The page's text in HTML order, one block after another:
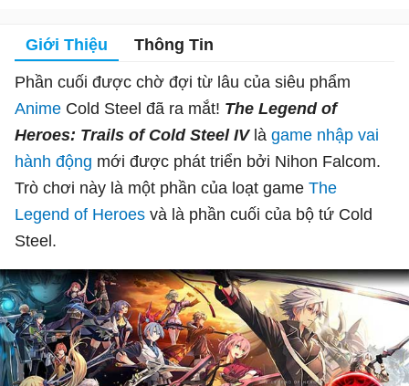
Giới Thiệu Thông Tin
Phần cuối được chờ đợi từ lâu của siêu phẩm
Anime Cold Steel đã ra mắt! The Legend of
Heroes: Trails of Cold Steel IVlà game nhập vai
hành động mới được phát triển bởi Nihon Falcom.
Trò chơi này là một phần của loạt game The
Legend of Heroes và là phần cuối của bộ tứ Cold
Steel.